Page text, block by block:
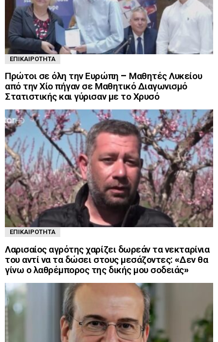
ΕΠΙΚΑΙΡΌΤΗΤΑ
Πρώτοι σε όλη την Ευρώπη – Μαθητές Λυκείου
από την Χίο πήγαν σε Μαθητικό Διαγωνισμό
Στατιστικής και γύρισαν με το Χρυσό
ΕΠΙΚΑΙΡΌΤΗΤΑ
Λαρισαίος αγρότης χαρίζει δωρεάν τα νεκταρίνια
του αντί να τα δώσει στους μεσάζοντες: «Δεν θα
γίνω ο λαθρέμπορος της δικής μου σοδειάς»